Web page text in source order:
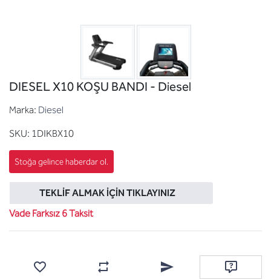
DIESEL X10 KOŞU BANDI - Diesel
Marka: Diesel
SKU: 1DIKBX10
TEKLIF ALMAK İÇIN TIKLAYINIZ
Vade Farksız 6 Taksit
Karşılaştırma listesine ekleArkadaşına e-posta ile
Soru sor